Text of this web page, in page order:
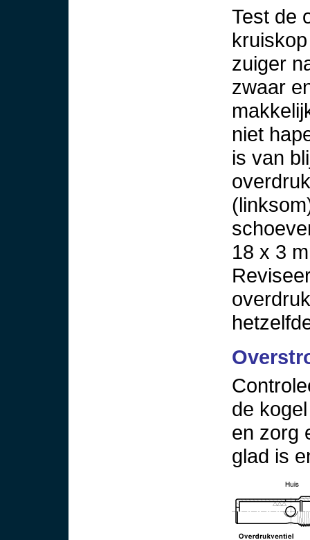
Test de
zuiger
zwaar
niet
is van
18 x 3
de
en zorg
glad is